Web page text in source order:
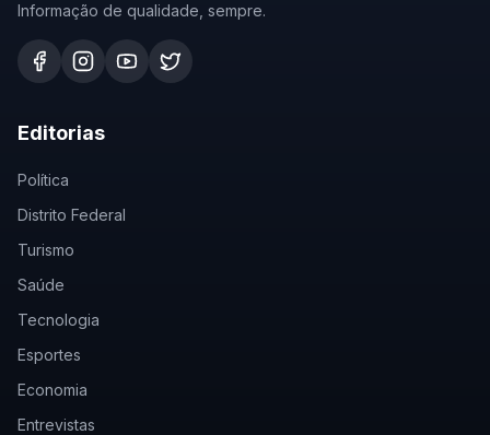
Informação de qualidade, sempre.
Editorias
Política
Distrito Federal
Turismo
Saúde
Tecnologia
Esportes
Economia
Entrevistas